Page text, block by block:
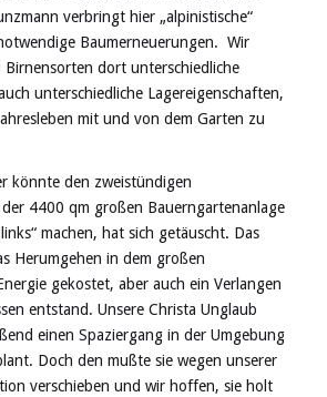
verbringt hier „alpinistische“
Baumerneuerungen. Wir
Birnensorten dort unterschiedliche
unterschiedliche Lagereigenschaften,
mit und von dem Garten zu
könnte den zweistündigen
4400 qm großen Bauerngartenanlage
machen, hat sich getäuscht. Das
Herumgehen in dem großen
gekostet, aber auch ein Verlangen
entstand. Unsere Christa Unglaub
einen Spaziergang in der Umgebung
Doch den mußte sie wegen unserer
verschieben und wir hoffen, sie holt